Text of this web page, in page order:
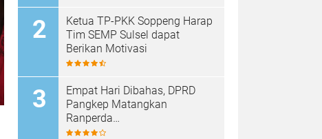
Ketua TP-PKK Soppeng Harap
Tim SEMP Sulsel dapat
Berikan Motivasi
Empat Hari Dibahas, DPRD
Pangkep Matangkan
Ranperda
Pertanggungjawaban APBD